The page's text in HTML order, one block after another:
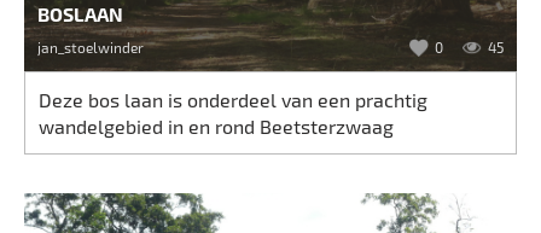
BOSLAAN
jan_stoelwinder 0 45
Deze bos laan is onderdeel van een prachtig
wandelgebied in en rond Beetsterzwaag